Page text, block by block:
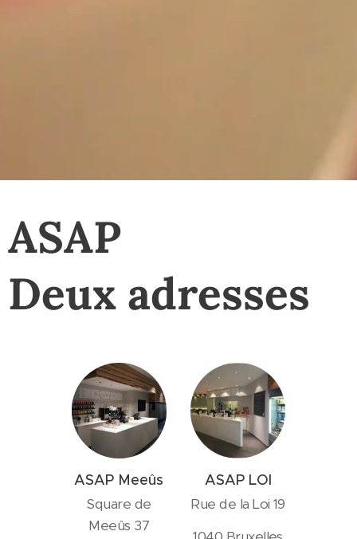
ASAP
Deux adresses
ASAP Meeûs
Square de
Meeûs 37
ASAP LOI
Rue de la Loi 19